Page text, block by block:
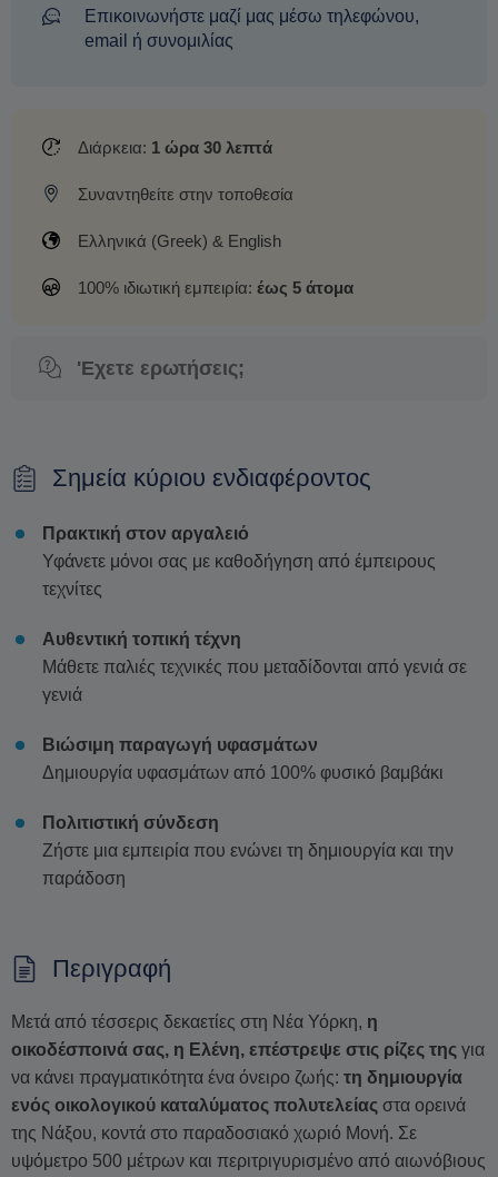
Επικοινωνήστε μαζί μας μέσω τηλεφώνου,
email ή συνομιλίας
Διάρκεια: 1 ώρα 30 λεπτά
Συναντηθείτε στην τοποθεσία
Ελληνικά (Greek) & English
100% ιδιωτική εμπειρία: έως 5 άτομα
'Εχετε ερωτήσεις;
Σημεία κύριου ενδιαφέροντος
Πρακτική στον αργαλειό
Υφάνετε μόνοι σας με καθοδήγηση από έμπειρους
τεχνίτες
Αυθεντική τοπική τέχνη
Μάθετε παλιές τεχνικές που μεταδίδονται από γενιά σε
γενιά
Βιώσιμη παραγωγή υφασμάτων
Δημιουργία υφασμάτων από 100% φυσικό βαμβάκι
Πολιτιστική σύνδεση
Ζήστε μια εμπειρία που ενώνει τη δημιουργία και την
παράδοση
Περιγραφή
Μετά από τέσσερις δεκαετίες στη Νέα Υόρκη, η
οικοδέσποινά σας, η Ελένη, επέστρεψε στις ρίζες της για
να κάνει πραγματικότητα ένα όνειρο ζωής: τη δημιουργία
ενός οικολογικού καταλύματος πολυτελείας στα ορεινά
της Νάξου, κοντά στο παραδοσιακό χωριό Μονή. Σε
υψόμετρο 500 μέτρων και περιτριγυρισμένο από αιωνόβιους